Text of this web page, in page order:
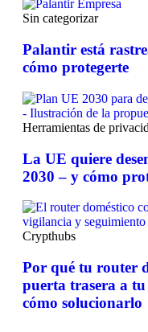
Sin categorizar
Palantir está
cómo protegerte
Herramientas de
La UE quiere
2030 – y cómo
Crypthubs
Por qué tu router
puerta trasera a
cómo solucionarlo